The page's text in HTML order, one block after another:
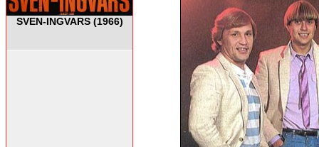
SVEN-INGVARS (1966)